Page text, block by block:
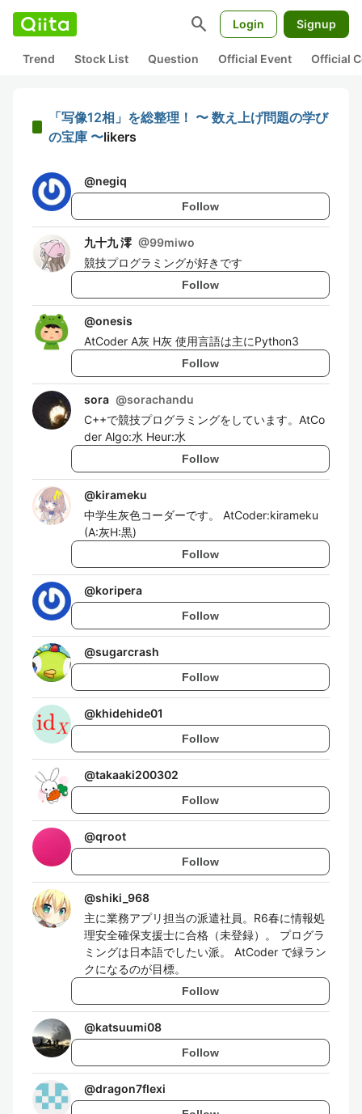
search Login Signup
Trend Stock List Question Official Event Official
「写像12相」を総整理！ 〜 数え上げ問題の学び
の宝庫 〜likers
@negiq
Follow
九十九 澪 @99miwo
競技プログラミングが好きです
Follow
@onesis
AtCoder A灰 H灰 使用言語は主にPython3
Follow
sora @sorachandu
C++で競技プログラミングをしています。AtCo
der Algo:水 Heur:水
Follow
@kirameku
中学生灰色コーダーです。 AtCoder:kirameku
(A:灰H:黒)
Follow
@koripera
Follow
@sugarcrash
Follow
@khidehide01
Follow
@takaaki200302
Follow
@qroot
Follow
@shiki_968
主に業務アプリ担当の派遣社員。R6春に情報処
理安全確保支援士に合格（未登録）。 プログラ
ミングは日本語でしたい派。 AtCoder で緑ラン
クになるのが目標。
Follow
@katsuumi08
Follow
@dragon7flexi